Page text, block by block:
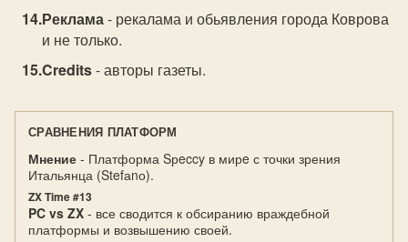
Реклама- рекалама и обьявления города Коврова
и не только.
Credits- авторы газеты.
СРАВНЕНИЯ ПЛАТФОРМ
Мнение - Платформа Sрeccy в мирe с точки зрения
Итальянца (Stefаnо).
ZX Time #13
PC vs ZX - все сводится к обсиранию враждебной
платформы и возвышению своей.